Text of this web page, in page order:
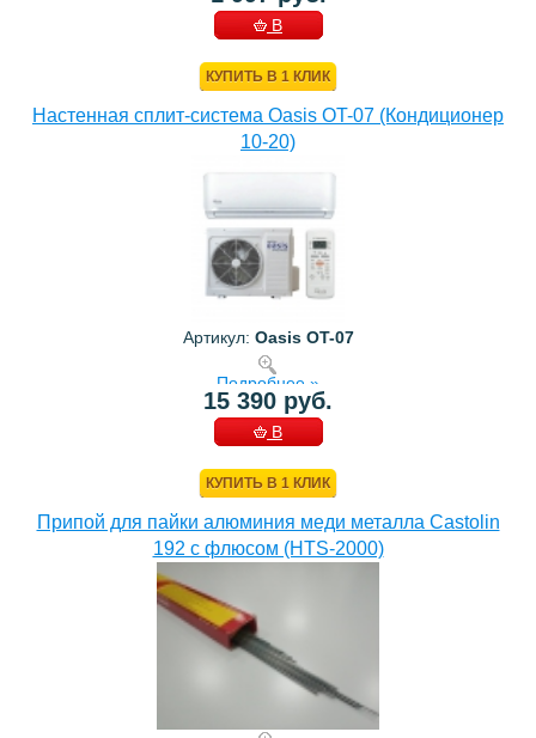
В
КУПИТЬ В 1 КЛИК
Настенная сплит-система Oasis OT-07 (Кондиционер
10-20)
Артикул: Oasis OT-07
Подробнее »
15 390 руб.
В
КУПИТЬ В 1 КЛИК
Припой для пайки алюминия меди металла Castolin
192 с флюсом (HTS-2000)